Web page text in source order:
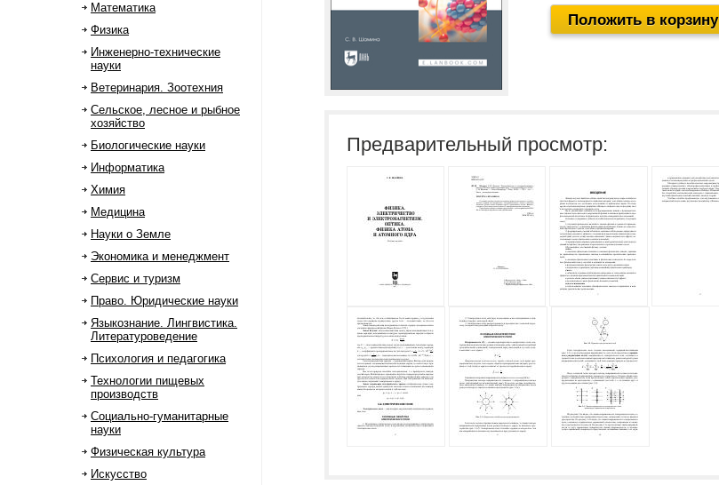
Математика
Физика
Инженерно-технические
науки
Ветеринария. Зоотехния
Сельское, лесное и рыбное
хозяйство
Биологические науки
Информатика
Химия
Медицина
Науки о Земле
Экономика и менеджмент
Сервис и туризм
Право. Юридические науки
Языкознание. Лингвистика.
Литературоведение
Психология и педагогика
Технологии пищевых
производств
Социально-гуманитарные
науки
Физическая культура
Искусство
Положить в корзину
Предварительный просмотр: